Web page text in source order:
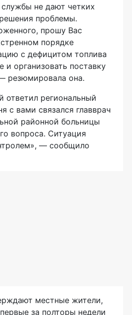
не дают четких
проблемы.
прошу Вас
порядке
с дефицитом топлива
и организовать поставку
резюмировала она.
ответил региональный
с вами связался главврач
районной больницы
вопроса. Ситуация
— сообщило
местные жители,
за полторы недели